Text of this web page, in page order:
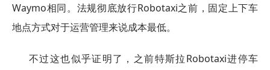
Waymo相同。法规彻底放行Robotaxi之前，固定上下车
地点方式对于运营管理来说成本最低。
不过这也似乎证明了，之前特斯拉Robotaxi进停车